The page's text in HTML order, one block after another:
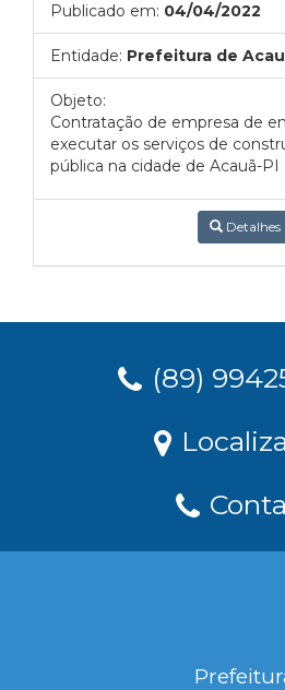
Publicado em: 04/04/2022
Entidade: Prefeitura de
Objeto:
Contratação de empresa de
executar os serviços de
pública na cidade de Acauã-PI
Detalhes
(89)